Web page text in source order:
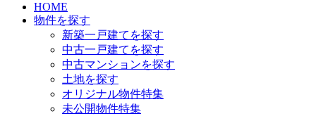
HOME
物件を探す
新築一戸建てを探す
中古一戸建てを探す
中古マンションを探す
土地を探す
オリジナル物件特集
未公開物件特集